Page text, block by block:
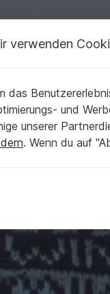
/ Stirnband mit
Halssocke /
verwenden
das
und
unserer
. Wenn du auf